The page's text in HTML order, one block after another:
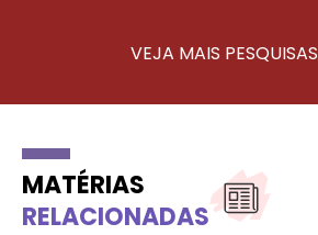
VEJA MAIS PESQUISAS
MATÉRIAS
RELACIONADAS